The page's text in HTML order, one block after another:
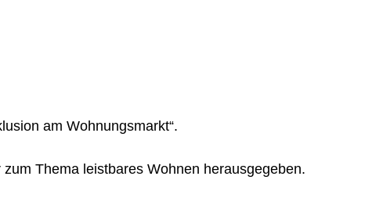
am Wohnungsmarkt“.
Thema leistbares Wohnen herausgegeben.